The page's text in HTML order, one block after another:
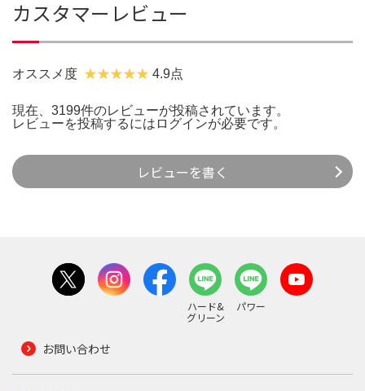
カスタマーレビュー
オススメ度 4.9点
現在、3199件のレビューが投稿されています。
レビューを投稿するには ログインが必要です。
レビューを書く
ハード&
グリーン
パワー
お問い合わせ